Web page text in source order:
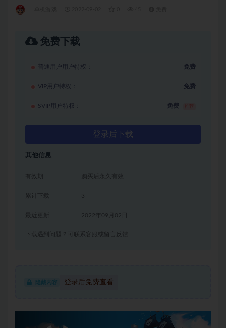
免费下载
普通用户用户特权： 免费
VIP用户特权： 免费
SVIP用户特权： 免费
登录后下载
其他信息
有效期 购买后永久有效
累计下载 3
2022年09月02日
下载遇到问题？可联系客服或留言反馈
隐藏内容 登录后免费查看